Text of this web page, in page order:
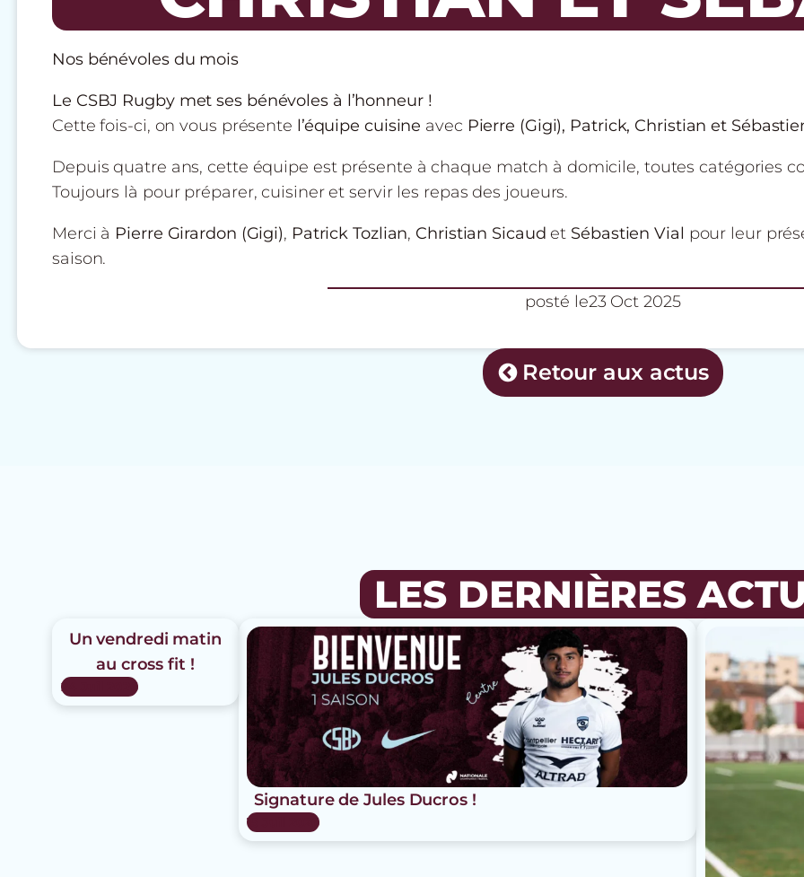
Nos bénévoles du mois
Le CSBJ Rugby met ses bénévoles à l’honneur !
Cette fois-ci, on vous présente l’équipe cuisine avec Pierre (Gigi), Patrick, Christian et
Depuis quatre ans, cette équipe est présente à chaque match à domicile, toutes catégories
Toujours là pour préparer, cuisiner et servir les repas des joueurs.
Merci à Pierre Girardon (Gigi), Patrick Tozlian, Christian Sicaud et Sébastien Vial pour leur
saison.
posté le23 Oct 2025
Retour aux actus
LES DERNIÈRES
Un vendredi matin
au cross fit !
24 Juil 2026
Signature de Jules Ducros !
15 Juil 2026